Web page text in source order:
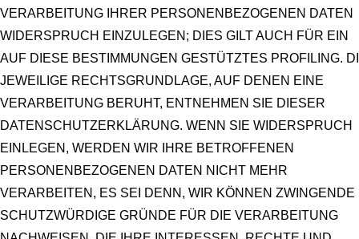
VERARBEITUNG IHRER PERSONENBEZOGENEN DATEN
WIDERSPRUCH EINZULEGEN; DIES GILT AUCH FÜR EIN
AUF DIESE BESTIMMUNGEN GESTÜTZTES PROFILING.
JEWEILIGE RECHTSGRUNDLAGE, AUF DENEN EINE
VERARBEITUNG BERUHT, ENTNEHMEN SIE DIESER
DATENSCHUTZERKLÄRUNG. WENN SIE WIDERSPRUCH
EINLEGEN, WERDEN WIR IHRE BETROFFENEN
PERSONENBEZOGENEN DATEN NICHT MEHR
VERARBEITEN, ES SEI DENN, WIR KÖNNEN ZWINGENDE
SCHUTZWÜRDIGE GRÜNDE FÜR DIE VERARBEITUNG